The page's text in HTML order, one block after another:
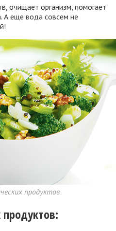
очищает организм, помогает
А еще вода совсем не
продуктов
продуктов: